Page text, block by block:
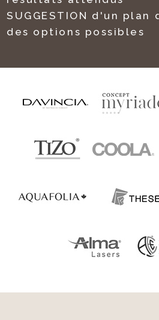
SUGGESTION d'un
des options possibles